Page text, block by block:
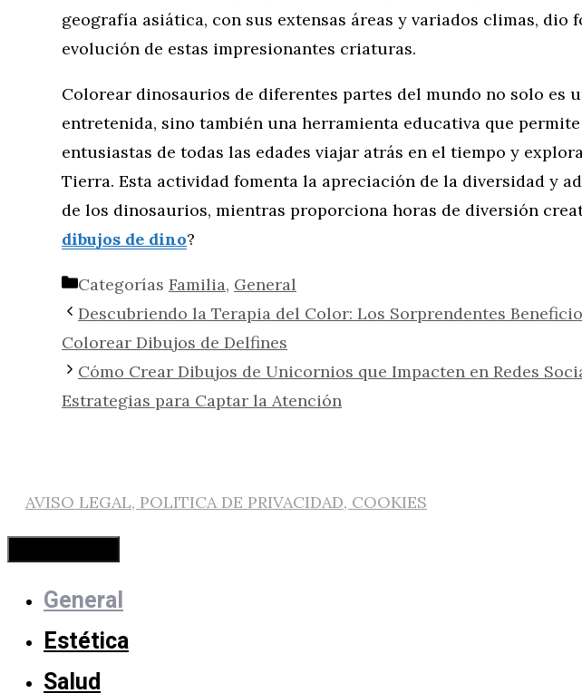
geografía asiática, con sus extensas áreas y variados climas, dio
evolución de estas impresionantes criaturas.
Colorear dinosaurios de diferentes partes del mundo no solo es
entretenida, sino también una herramienta educativa que
entusiastas de todas las edades viajar atrás en el tiempo y
Tierra. Esta actividad fomenta la apreciación de la diversidad y
de los dinosaurios, mientras proporciona horas de diversión
dibujos de dino?
Categorías Familia, General
Descubriendo la Terapia del Color: Los Sorprendentes
Colorear Dibujos de Delfines
Cómo Crear Dibujos de Unicornios que Impacten en Redes
Estrategias para Captar la Atención
AVISO LEGAL, POLITICA DE PRIVACIDAD, COOKIES
General
Estética
Salud